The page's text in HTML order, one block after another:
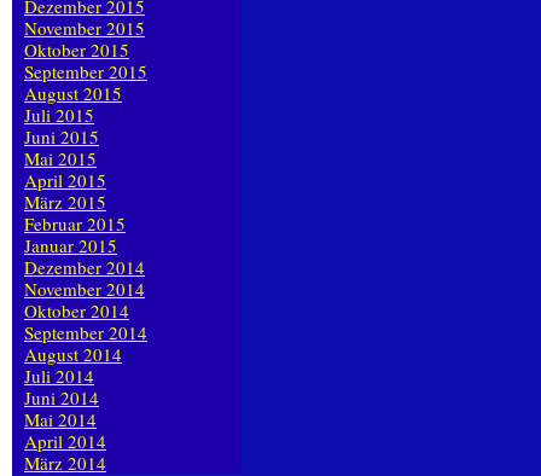
Dezember 2015
November 2015
Oktober 2015
September 2015
August 2015
Juli 2015
Juni 2015
Mai 2015
April 2015
März 2015
Februar 2015
Januar 2015
Dezember 2014
November 2014
Oktober 2014
September 2014
August 2014
Juli 2014
Juni 2014
Mai 2014
April 2014
März 2014